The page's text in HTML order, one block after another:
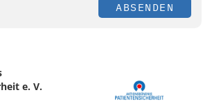
ABSENDEN
e. V.